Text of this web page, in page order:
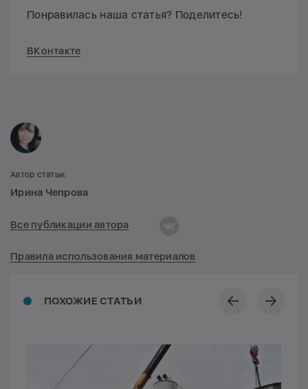
Понравилась наша статья? Поделитесь!
ВКонтакте
ПОХОЖИЕ СТАТЬИ
Автор статьи:
Ирина Чепрова
Все публикации автора
Правила использования материалов